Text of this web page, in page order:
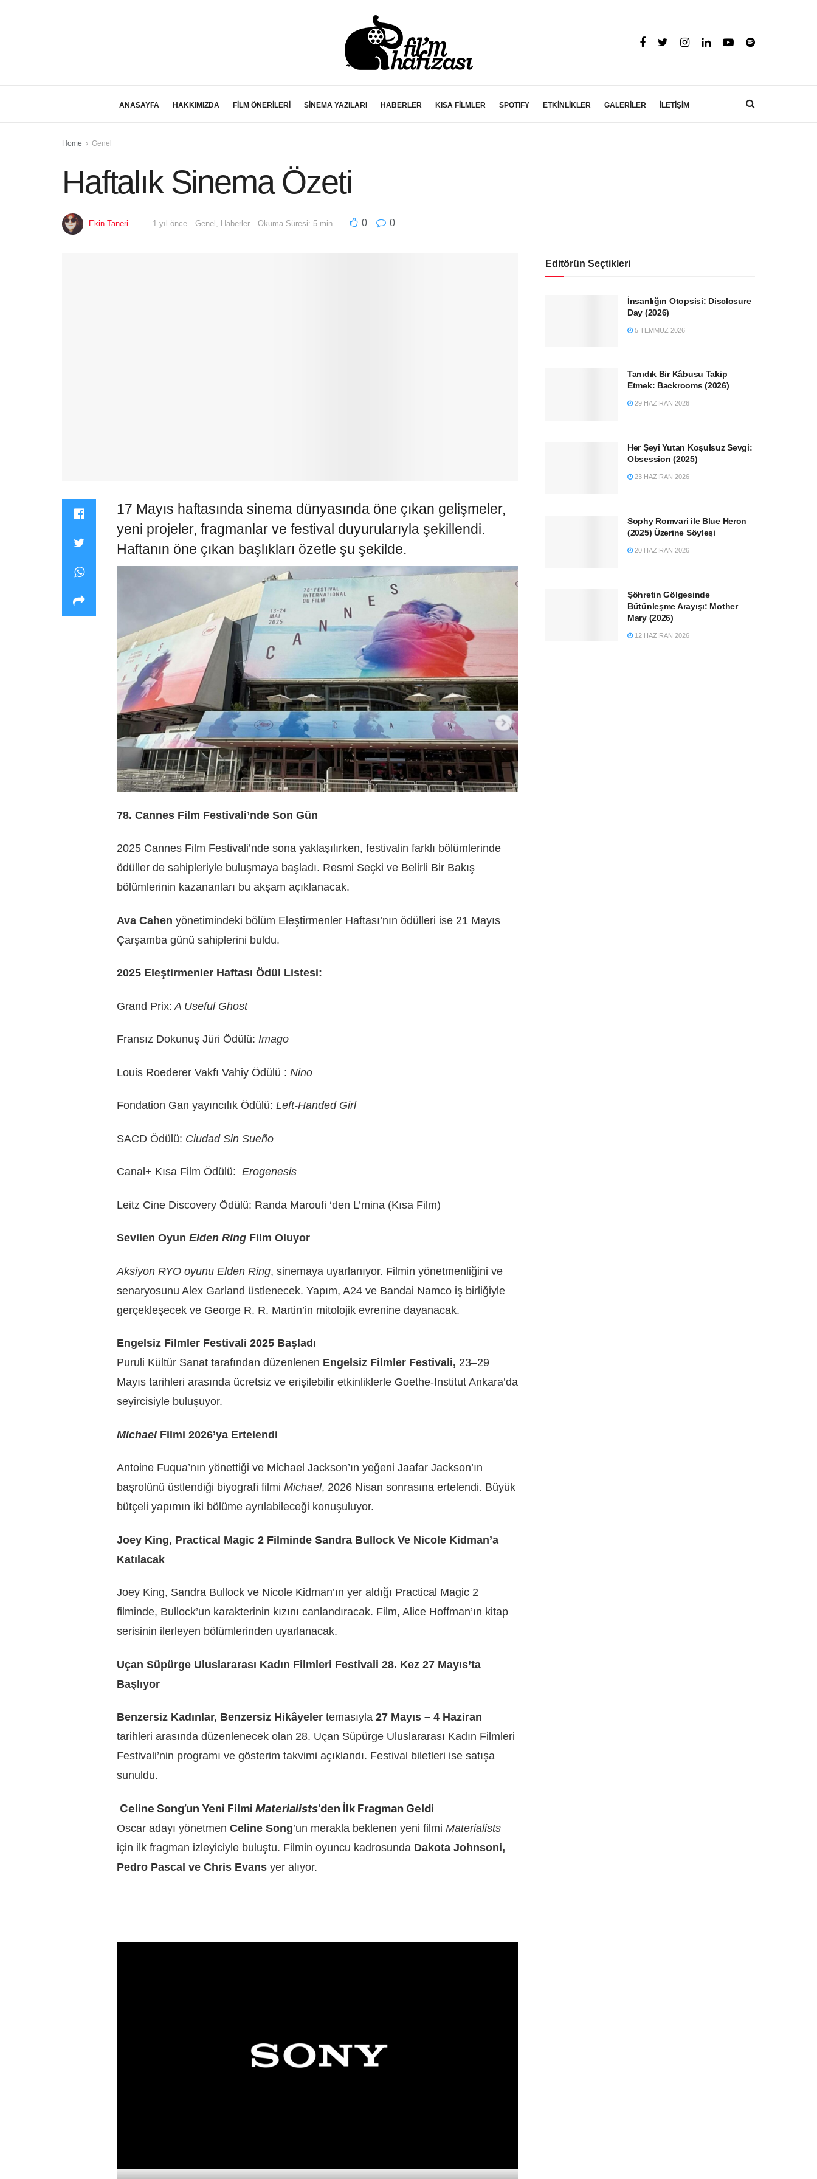
ANASAYFA HAKKIMIZDA FİLM ÖNERİLERİ SİNEMA YAZILARI HABERLER KISA FİLMLER SPOTIFY ETKİNLİKLER GALERİLER İLETİŞİM
Home Genel
Haftalık Sinema Özeti
Ekin Taneri 1 yıl önce Genel Haberler Okuma Süresi: 5 min 0 0
17 Mayıs haftasında sinema dünyasında öne çıkan gelişmeler,
yeni projeler, fragmanlar ve festival duyurularıyla şekillendi.
Haftanın öne çıkan başlıkları özetle şu şekilde.
78. Cannes Film Festivali’nde Son Gün
2025 Cannes Film Festivali’nde sona yaklaşılırken, festivalin farklı bölümlerinde
ödüller de sahipleriyle buluşmaya başladı. Resmi Seçki ve Belirli Bir Bakış
bölümlerinin kazananları bu akşam açıklanacak.
Ava Cahen yönetimindeki bölüm Eleştirmenler Haftası’nın ödülleri ise 21 Mayıs
Çarşamba günü sahiplerini buldu.
2025 Eleştirmenler Haftası Ödül Listesi:
Grand Prix: A Useful Ghost
Fransız Dokunuş Jüri Ödülü: Imago
Louis Roederer Vakfı Vahiy Ödülü : Nino
Fondation Gan yayıncılık Ödülü: Left-Handed Girl
SACD Ödülü: Ciudad Sin Sueño
Canal+ Kısa Film Ödülü: Erogenesis
Leitz Cine Discovery Ödülü: Randa Maroufi ‘den L’mina (Kısa Film)
Sevilen Oyun Elden Ring Film Oluyor
Aksiyon RYO oyunu Elden Ring, sinemaya uyarlanıyor. Filmin yönetmenliğini ve
senaryosunu Alex Garland üstlenecek. Yapım, A24 ve Bandai Namco iş birliğiyle
gerçekleşecek ve George R. R. Martin’in mitolojik evrenine dayanacak.
Engelsiz Filmler Festivali 2025 Başladı
Puruli Kültür Sanat tarafından düzenlenen Engelsiz Filmler Festivali, 23–29
Mayıs tarihleri arasında ücretsiz ve erişilebilir etkinliklerle Goethe-Institut Ankara’da
seyircisiyle buluşuyor.
MichaelFilmi 2026’ya Ertelendi
Antoine Fuqua’nın yönettiği ve Michael Jackson’ın yeğeni Jaafar Jackson’ın
başrolünü üstlendiği biyografi filmi Michael, 2026 Nisan sonrasına ertelendi. Büyük
bütçeli yapımın iki bölüme ayrılabileceği konuşuluyor.
Joey King, Practical Magic 2 Filminde Sandra Bullock Ve Nicole Kidman’a
Katılacak
Joey King, Sandra Bullock ve Nicole Kidman’ın yer aldığı Practical Magic 2
filminde, Bullock’un karakterinin kızını canlandıracak. Film, Alice Hoffman’ın kitap
serisinin ilerleyen bölümlerinden uyarlanacak.
Uçan Süpürge Uluslararası Kadın Filmleri Festivali 28. Kez 27 Mayıs’ta
Başlıyor
Benzersiz Kadınlar, Benzersiz Hikâyeler temasıyla 27 Mayıs – 4 Haziran
tarihleri arasında düzenlenecek olan 28. Uçan Süpürge Uluslararası Kadın Filmleri
Festivali’nin programı ve gösterim takvimi açıklandı. Festival biletleri ise satışa
sunuldu.
Celine Song’un Yeni Filmi Materialists‘den İlk Fragman Geldi
Oscar adayı yönetmen Celine Song’un merakla beklenen yeni filmi Materialists
için ilk fragman izleyiciyle buluştu. Filmin oyuncu kadrosunda Dakota Johnsoni,
Pedro Pascal ve Chris Evans yer alıyor.
Editörün Seçtikleri
İnsanlığın Otopsisi: Disclosure
Day (2026)
5 TEMMUZ 2026
Tanıdık Bir Kâbusu Takip
Etmek: Backrooms (2026)
29 HAZIRAN 2026
Her Şeyi Yutan Koşulsuz Sevgi:
Obsession (2025)
23 HAZIRAN 2026
Sophy Romvari ile Blue Heron
(2025) Üzerine Söyleşi
20 HAZIRAN 2026
Şöhretin Gölgesinde
Bütünleşme Arayışı: Mother
Mary (2026)
12 HAZIRAN 2026